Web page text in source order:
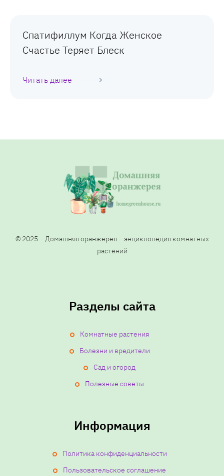
Спатифиллум Когда Женское
Счастье Теряет Блеск
Читать далее
© 2025 – Домашняя оранжерея – энциклопедия комнатных
растений
Разделы сайта
Комнатные растения
Болезни и вредители
Сад и огород
Полезные советы
Информация
Политика конфиденциальности
Пользовательское соглашение